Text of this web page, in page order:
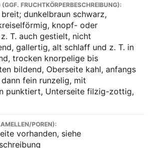
FRUCHTKÖRPERBESCHREIBUNG):
dunkelbraun schwarz,
knopf- oder
T. auch gestielt, nicht
gallertig, alt schlaff und z. T. in
trocken knorpelige bis
bildend, Oberseite kahl, anfangs
fein runzelig, mit
punktiert, Unterseite filzig-zottig,
POREN):
vorhanden, siehe